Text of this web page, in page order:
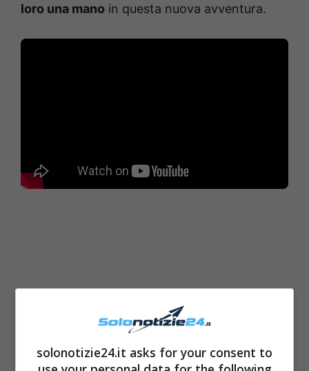
loro una mano in questa nuova avventura.
solonotizie24.it asks for your consent to